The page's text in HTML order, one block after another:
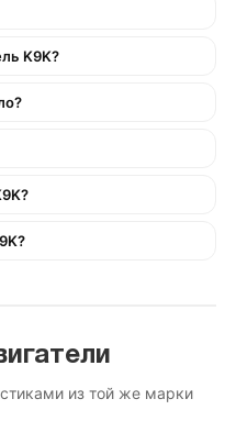
K9K?
из той же марки